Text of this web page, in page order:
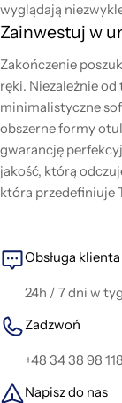
wyglądają
Zainwestuj w
Zakończenie
ręki. Niezależnie od
minimalistyczne
obszerne formy
gwarancję
jakość, którą
która przedefiniuje
Obsługa klienta
24h / 7 dni w
Zadzwoń
+48 34 38 98 118
Napisz do nas